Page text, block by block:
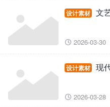
设计素材 文
 2026-03-30
设计素材 现
 2026-03-28